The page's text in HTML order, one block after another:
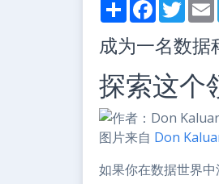
h
r
e
a
e
b
o
k
w
t
t
r
i
l
成为一名数据
探索这个
图片来自 Don
如果你在数据世界